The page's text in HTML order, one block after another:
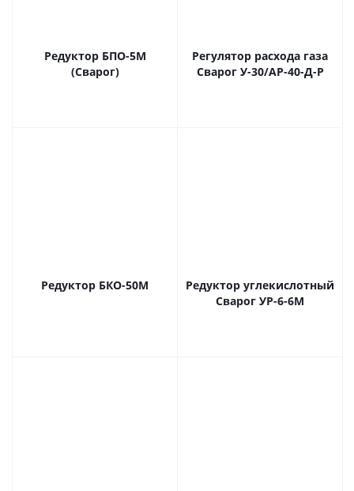
Редуктор БПО-5М
(Сварог)
Регулятор расхода газа
Сварог У-30/АР-40-Д-Р
Редуктор БКО-50М
Редуктор углекислотный
Сварог УР-6-6М